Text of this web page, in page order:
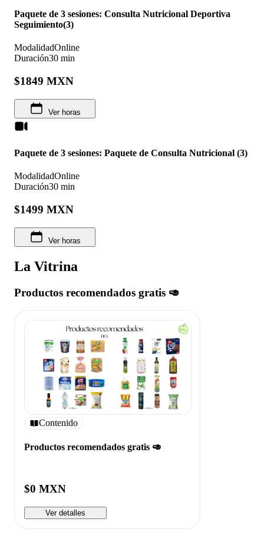
Paquete de 3 sesiones: Consulta Nutricional Deportiva
Seguimiento(3)
ModalidadOnline
Duración30 min
$1849 MXN
Ver horas
Paquete de 3 sesiones: Paquete de Consulta Nutricional (3)
ModalidadOnline
Duración30 min
$1499 MXN
Ver horas
La Vitrina
Productos recomendados gratis 🥑
Contenido
Productos recomendados gratis 🥑
$0 MXN
Ver detalles